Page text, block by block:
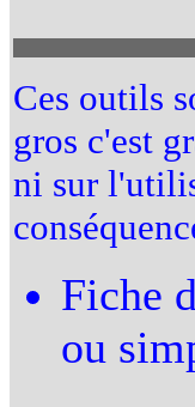
Ces outils
gros c'est
ni sur
Fiche
ou